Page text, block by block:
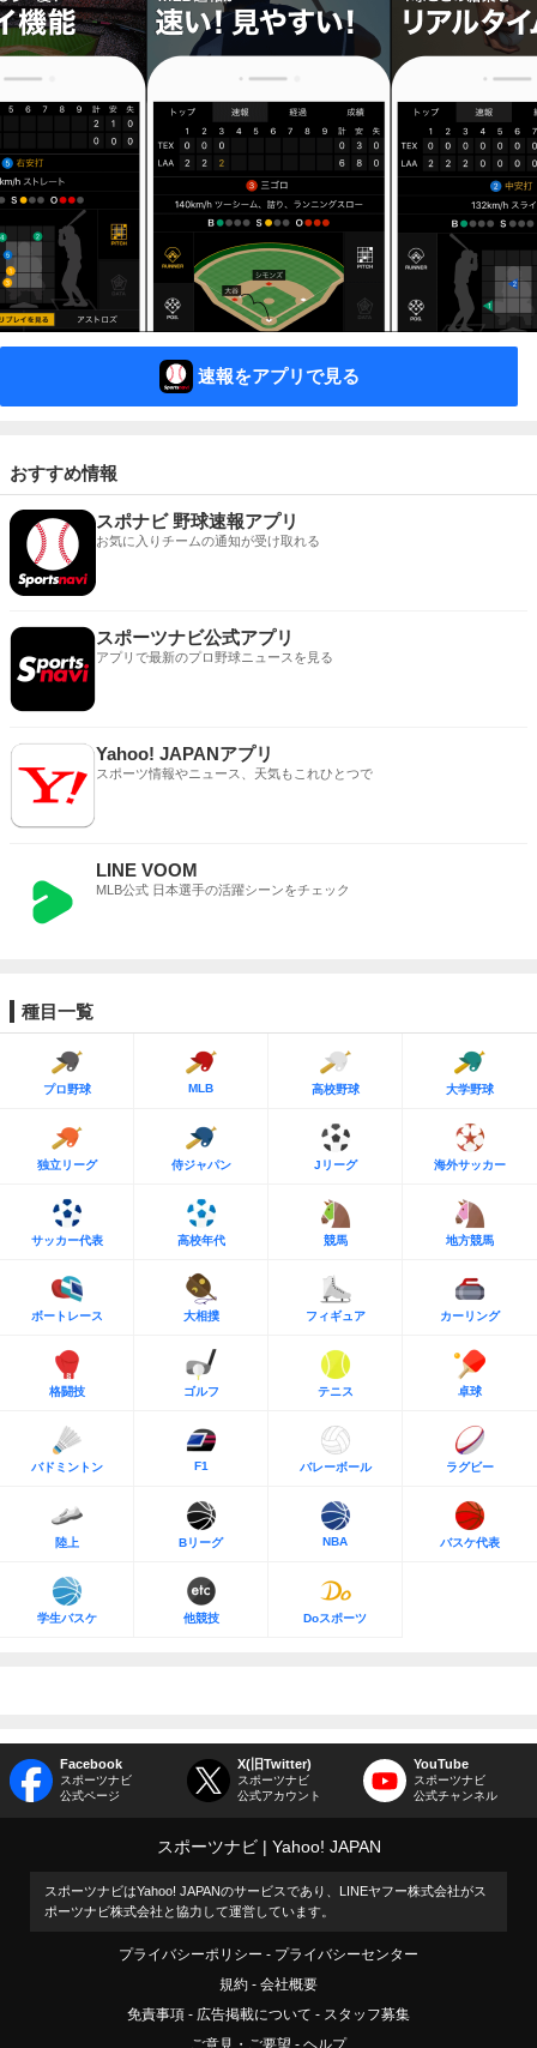
速報をアプリで見る
おすすめ情報
スポナビ 野球速報アプリ
お気に入りチームの通知が受け取れる
スポーツナビ公式アプリ
アプリで最新のプロ野球ニュースを見る
Yahoo! JAPANアプリ
スポーツ情報やニュース、天気もこれひとつで
LINE VOOM
MLB公式 日本選手の活躍シーンをチェック
種目一覧
プロ野球 MLB 高校野球 大学野球
独立リーグ 侍ジャパン Jリーグ 海外サッカー
サッカー代表 高校年代 競馬 地方競馬
ボートレース 大相撲 フィギュア カーリング
格闘技 ゴルフ テニス 卓球
バドミントン F1 バレーボール ラグビー
陸上 Bリーグ NBA バスケ代表
学生バスケ 他競技 Doスポーツ
Facebook
スポーツナビ
公式ページ
X(旧Twitter)
スポーツナビ
公式アカウント
YouTube
スポーツナビ
公式チャンネル
スポーツナビ Yahoo! JAPAN
スポーツナビはYahoo! JAPANのサービスであり、LINEヤフー株式会社がス
ポーツナビ株式会社と協力して運営しています。
プライバシーポリシー
プライバシーセンター
規約
会社概要
免責事項
広告掲載について
スタッフ募集
ご意見・ご要望
ヘルプ